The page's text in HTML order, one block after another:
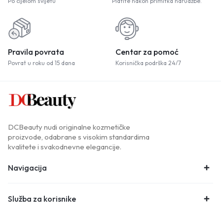
Pravila povrata
Povrat u roku od 15 dana
Centar za pomoć
Korisnička podrška 24/7
DCBeauty nudi originalne kozmetičke
proizvode, odabrane s visokim standardima
kvalitete i svakodnevne elegancije.
Navigacija
Služba za korisnike